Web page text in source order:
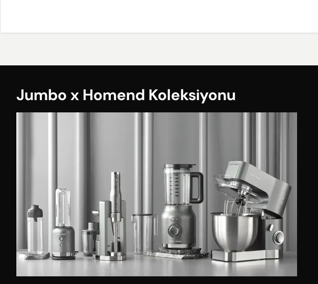
Jumbo x Homend Koleksiyonu